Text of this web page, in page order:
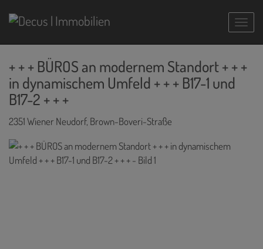
+ + + BÜROS an modernem Standort + + +
in dynamischem Umfeld + + + B17-1 und
B17-2 + + +
2351 Wiener Neudorf, Brown-Boveri-Straße